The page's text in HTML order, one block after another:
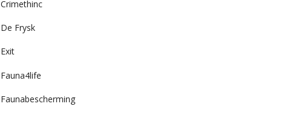
Crimethinc
De Frysk
Exit
Fauna4life
Faunabescherming